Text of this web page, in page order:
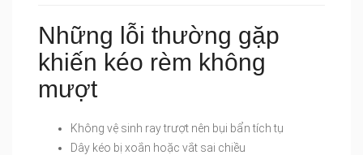
Những lỗi thường gặp
khiến kéo rèm không
mượt
Không vệ sinh ray trượt nên bụi bẩn tích tụ
Dây kéo bị xoắn hoặc vắt sai chiều